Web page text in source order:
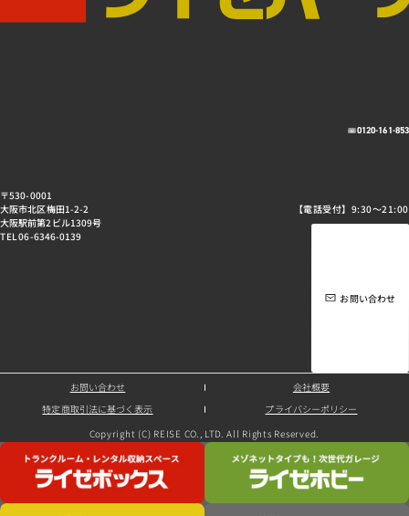
〒530-0001
大阪市北区梅田1-2-2
大阪駅前第2ビル1309号
TEL 06-6346-0139
0120-161-853
【電話受付】9:30～21:00
お問い合わせ
お問い合わせ 会社概要
特定商取引法に基づく表示 プライバシーポリシー
Copyright (C) REISE CO., LTD. All Rights Reserved.